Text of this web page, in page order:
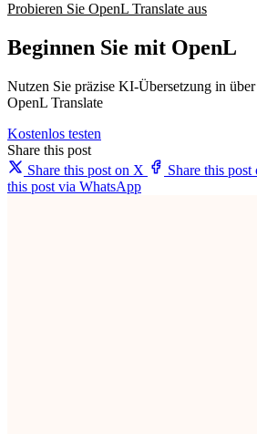
Probieren Sie OpenL Translate aus
Beginnen Sie mit OpenL
Nutzen Sie präzise KI-Übersetzung in
OpenL Translate
Kostenlos testen
Share this post
Share this post on X
Share this
this post via WhatsApp